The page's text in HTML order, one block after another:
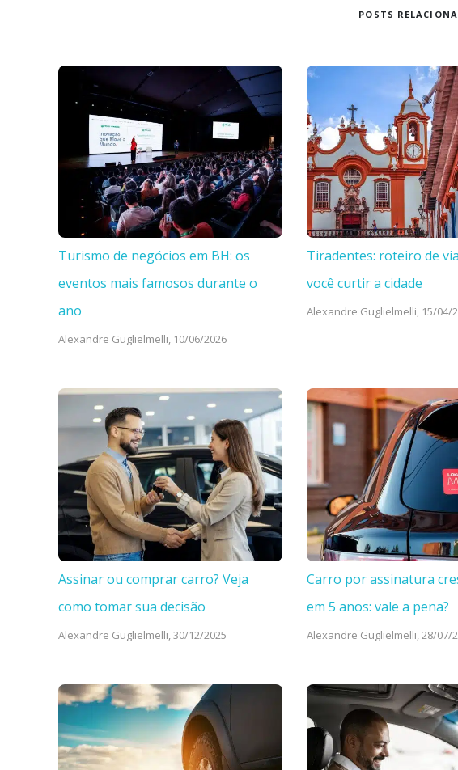
POSTS
Turismo de negócios em BH: os
eventos mais famosos durante o
ano
Alexandre Guglielmelli, 10/06/2026
Tiradentes: roteiro de
você curtir a cidade
Alexandre Guglielmelli, 15/04/
Assinar ou comprar carro? Veja
como tomar sua decisão
Alexandre Guglielmelli,30/12/2025
Carro por assinatura
em 5 anos: vale a pena?
Alexandre Guglielmelli,28/07/